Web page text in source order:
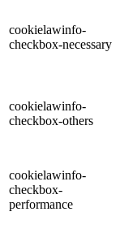
cookielawinfo-
checkbox-necessary
cookielawinfo-
checkbox-others
cookielawinfo-
checkbox-
performance